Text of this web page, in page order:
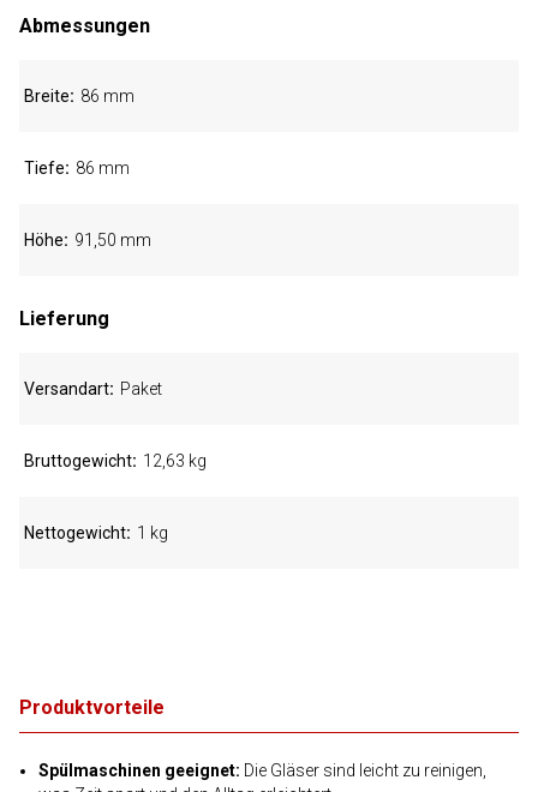
Produktvorteile
Spülmaschinen geeignet: Die Gläser sind leicht zu reinigen,
Abmessungen
Breite 86 mm
Tiefe 86 mm
Höhe 91,50 mm
Lieferung
Versandart Paket
Bruttogewicht 12,63 kg
Nettogewicht 1 kg